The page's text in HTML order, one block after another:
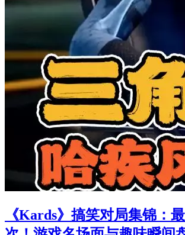
《Kards》搞笑对局集锦：